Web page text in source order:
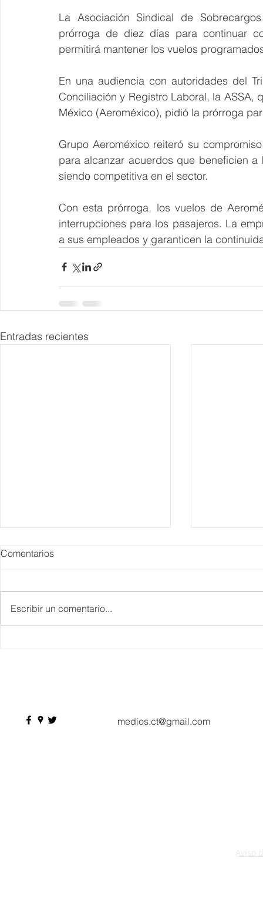
La Asociación Sindical de
prórroga de diez días para continuar
permitirá mantener los vuelos
En una audiencia con autoridades del
Conciliación y Registro Laboral, la ASSA,
México (Aeroméxico), pidió la prórroga
Grupo Aeroméxico reiteró su
para alcanzar acuerdos que beneficien
siendo competitiva en el sector.
Con esta prórroga, los vuelos de
interrupciones para los pasajeros. La
a sus empleados y garanticen la
Entradas recientes
Comentarios
Escribir un comentario...
medios.ct@gmail.com